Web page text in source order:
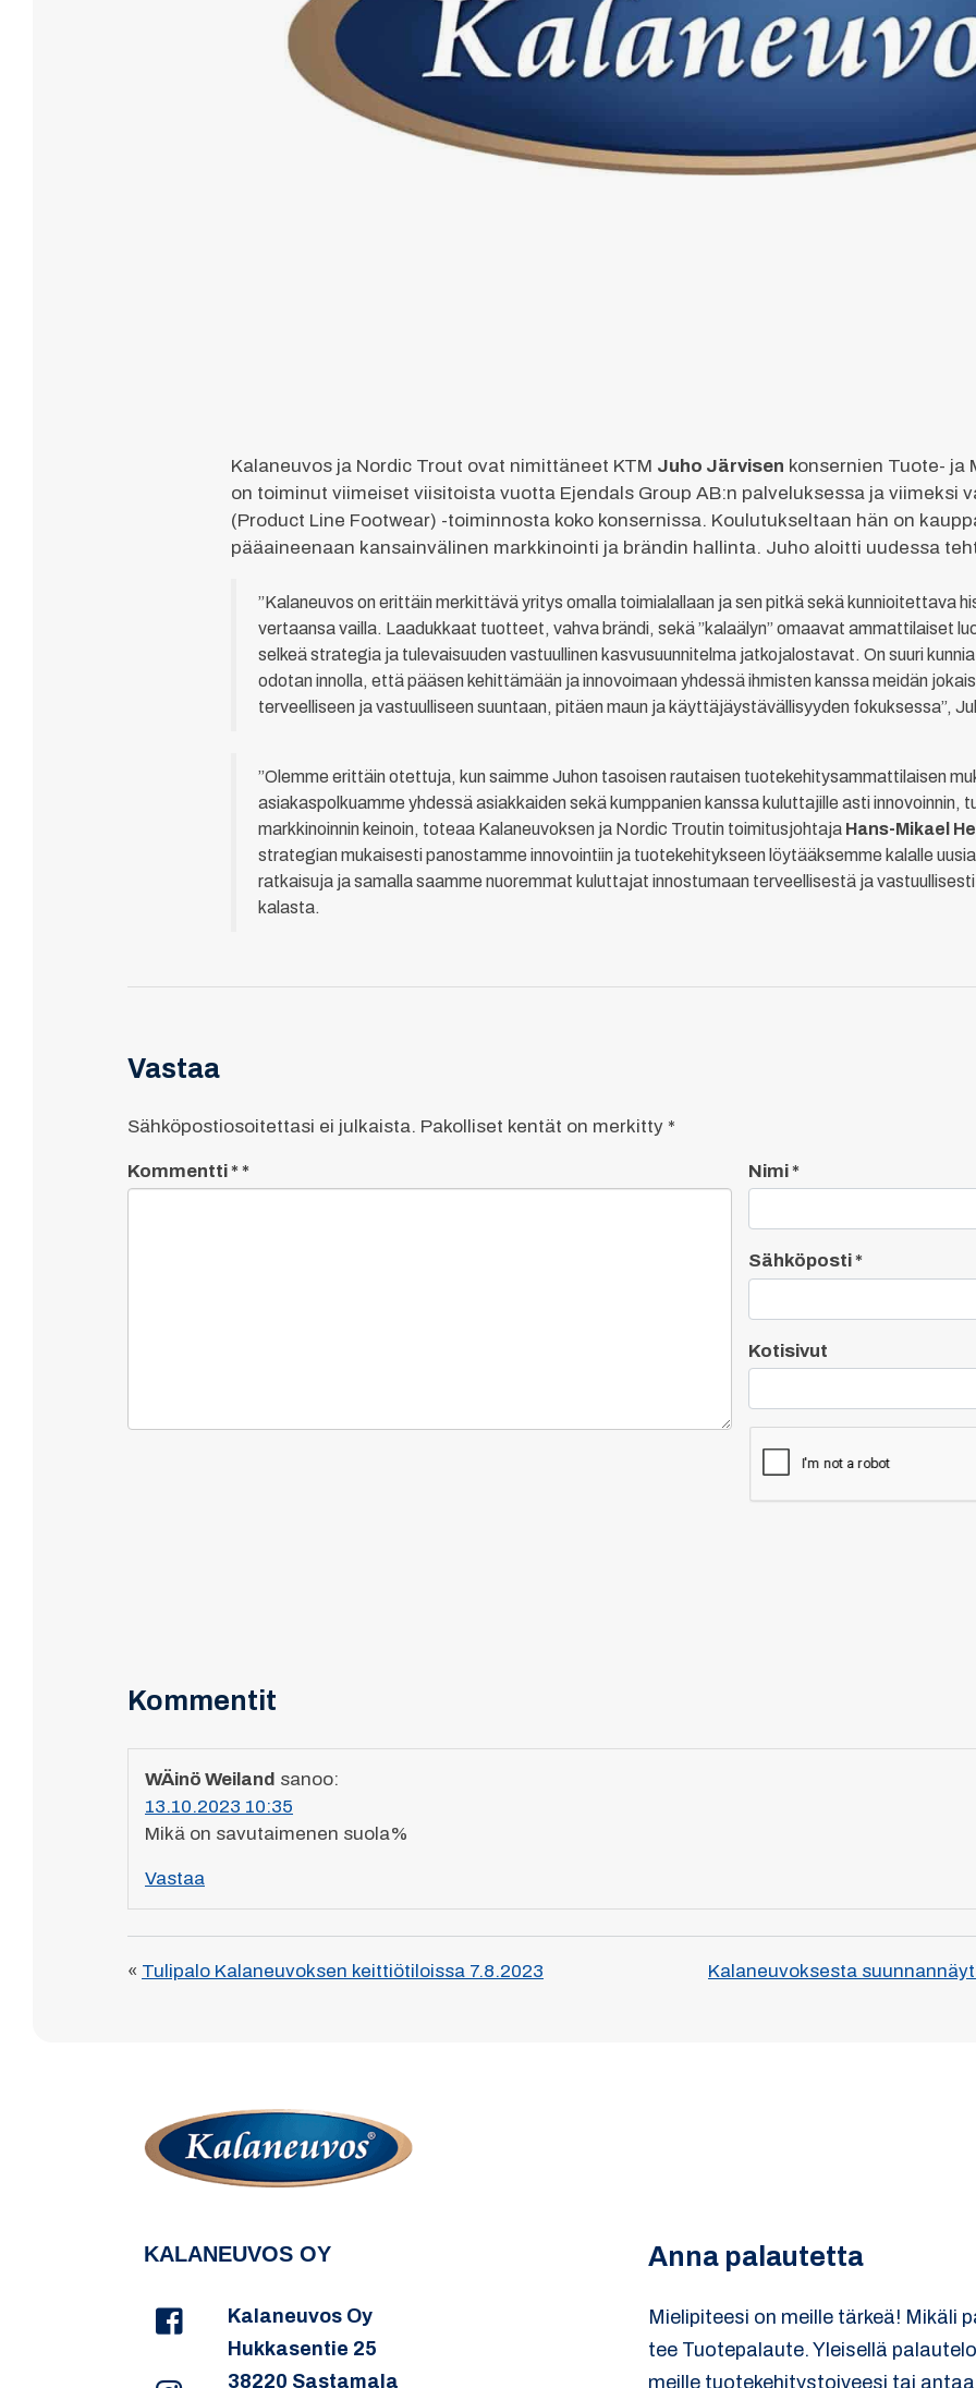
Kalaneuvos ja Nordic Trout ovat nimittäneet KTM Juho Järvisen konsernien Tuote- ja
on toiminut viimeiset viisitoista vuotta Ejendals Group AB:n palveluksessa ja viimeksi
(Product Line Footwear) -toiminnosta koko konsernissa. Koulutukseltaan hän on
pääaineenaan kansainvälinen markkinointi ja brändin hallinta. Juho aloitti uudessa
”Kalaneuvos on erittäin merkittävä yritys omalla toimialallaan ja sen pitkä sekä kunnioitettava
vertaansa vailla. Laadukkaat tuotteet, vahva brändi, sekä ”kalaälyn” omaavat ammattilaiset
selkeä strategia ja tulevaisuuden vastuullinen kasvusuunnitelma jatkojalostavat. On suuri
odotan innolla, että pääsen kehittämään ja innovoimaan yhdessä ihmisten kanssa meidän
terveelliseen ja vastuulliseen suuntaan, pitäen maun ja käyttäjäystävällisyyden fokuksessa”,
”Olemme erittäin otettuja, kun saimme Juhon tasoisen rautaisen tuotekehitysammattilaisen
asiakaspolkuamme yhdessä asiakkaiden sekä kumppanien kanssa kuluttajille asti innovoinnin,
markkinoinnin keinoin, toteaa Kalaneuvoksen ja Nordic Troutin toimitusjohtaja Hans-Mikael
strategian mukaisesti panostamme innovointiin ja tuotekehitykseen löytääksemme kalalle
ratkaisuja ja samalla saamme nuoremmat kuluttajat innostumaan terveellisestä ja
kalasta.
Vastaa
Sähköpostiosoitettasi ei julkaista. Pakolliset kentät on merkitty *
Kommentti* Nimi*
Sähköposti*
Kotisivut
Kommentit
WÄinö Weiland sanoo:
13.10.2023 10:35
Mikä on savutaimenen suola%
Vastaa
Kalaneuvoksesta
« Tulipalo Kalaneuvoksen keittiötiloissa 7.8.2023
KALANEUVOS OY
Kalaneuvos Oy
Hukkasentie 25
38220 Sastamala
Anna palautetta
Mielipiteesi on meille tärkeä! Mikäli
tee Tuotepalaute. Yleisellä
meille tuotekehitystoiveesi tai